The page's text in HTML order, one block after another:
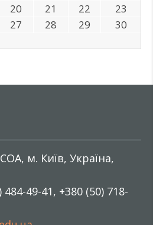
20 21 22
23
27 28 29
30
м. Київ, Україна,
49-41, +380 (50) 718-